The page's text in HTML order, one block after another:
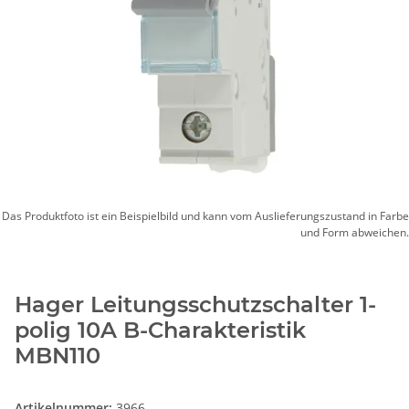
Das Produktfoto ist ein Beispielbild und kann vom Auslieferungszustand in Farbe
und Form abweichen.
Hager Leitungsschutzschalter 1-
polig 10A B-Charakteristik
MBN110